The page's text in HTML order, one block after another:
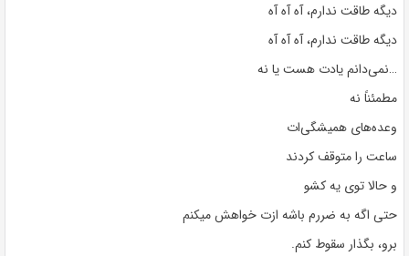
دیگه طاقت ندارم، آه آه آه
دیگه طاقت ندارم، آه آه آه
…نمی‌دانم یادت هست یا نه
مطمئناً نه
وعده‌های همیشگی‌ات
ساعت را متوقف کردند
و حالا توی یه کشو
حتی اگه به ​​ضررم باشه ازت خواهش میکنم
برو، بگذار سقوط کنم.